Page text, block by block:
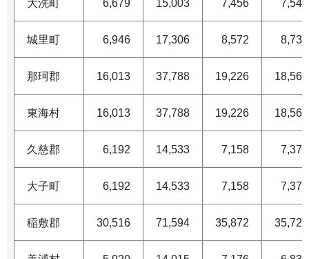
大洗町 6,679 15,003 7,456 7,547
城里町 6,946 17,306 8,572 8,734
那珂郡 16,013 37,788 19,226 18,562
東海村 16,013 37,788 19,226 18,562
久慈郡 6,192 14,533 7,158 7,375
大子町 6,192 14,533 7,158 7,375
稲敷郡 30,516 71,594 35,872 35,722